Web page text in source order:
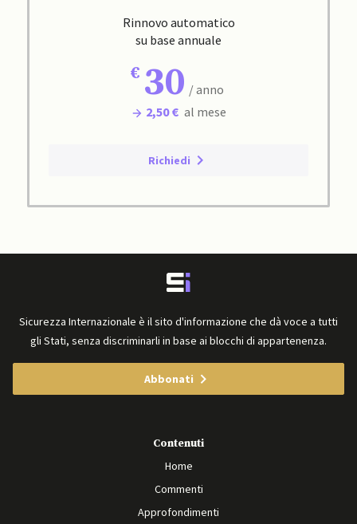
Rinnovo automatico
su base annuale
30 / anno
2,50 € al mese
Richiedi
Sicurezza Internazionale è il sito d'informazione che dà voce a tutti
gli Stati, senza discriminarli in base ai blocchi di appartenenza.
Abbonati
Contenuti
Home
Commenti
Approfondimenti